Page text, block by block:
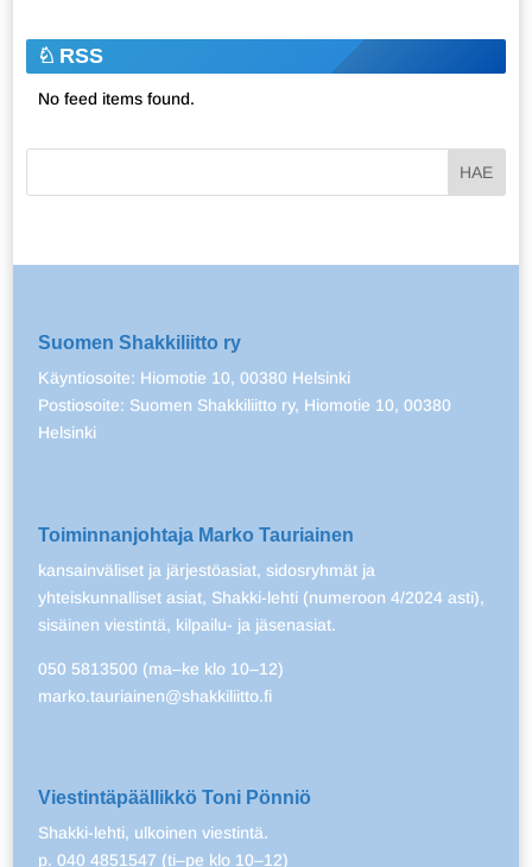
RSS
No feed items found.
Suomen Shakkiliitto ry
Käyntiosoite: Hiomotie 10, 00380 Helsinki
Postiosoite: Suomen Shakkiliitto ry, Hiomotie 10, 00380
Helsinki
Toiminnanjohtaja Marko Tauriainen
kansainväliset ja järjestöasiat, sidosryhmät ja
yhteiskunnalliset asiat, Shakki-lehti (numeroon 4/2024 asti),
sisäinen viestintä, kilpailu- ja jäsenasiat.
050 5813500 (ma–ke klo 10–12)
marko.tauriainen@shakkiliitto.fi
Viestintäpäällikkö Toni Pönniö
Shakki-lehti, ulkoinen viestintä.
p. 040 4851547 (ti–pe klo 10–12)